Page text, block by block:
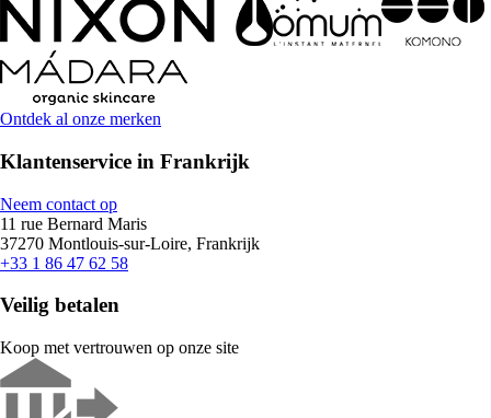
Ontdek al onze merken
Klantenservice in Frankrijk
Neem contact op
11 rue Bernard Maris
37270 Montlouis-sur-Loire, Frankrijk
+33 1 86 47 62 58
Veilig betalen
Koop met vertrouwen op onze site